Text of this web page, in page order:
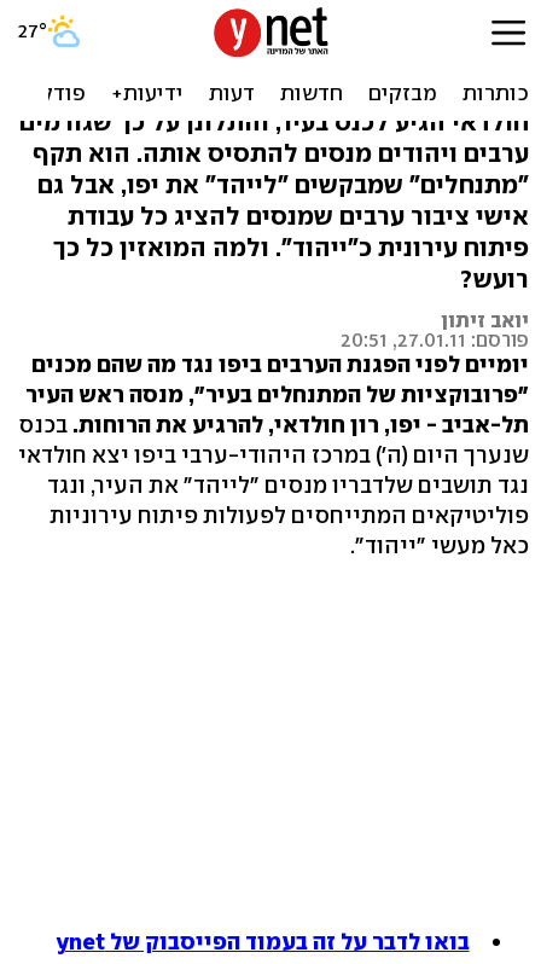
חולדאי נגד "מתנחלי" וערביי
יפו: הפסיקו להתסיס
חולדאי הגיע לכנס בעיר, והתלונן על כך שגורמים
ערבים ויהודים מנסים להתסיס אותה. הוא תקף
"מתנחלים" שמבקשים "לייהד" את יפו, אבל גם
אישי ציבור ערבים שמנסים להציג כל עבודת
פיתוח עירונית כ"ייהוד". ולמה המואזין כל כך
רועש?
יואב זיתון
פורסם: 27.01.11, 20:51
יומיים לפני הפגנת הערבים ביפו נגד מה שהם מכנים
"פרובוקציות של המתנחלים בעיר", מנסה ראש העיר
תל-אביב - יפו, רון חולדאי, להרגיע את הרוחות. בכנס
שנערך היום (ה') במרכז היהודי-ערבי ביפו יצא חולדאי
נגד תושבים שלדבריו מנסים "לייהד" את העיר, ונגד
פוליטיקאים המתייחסים לפעולות פיתוח עירוניות
כאל מעשי "ייהוד".
בואו לדבר על זה בעמוד הפייסבוק של ynet